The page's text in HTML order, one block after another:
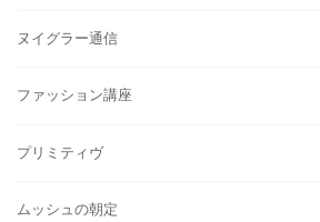
ヌイグラー通信
ファッション講座
プリミティヴ
ムッシュの朝定